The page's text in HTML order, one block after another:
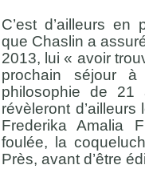
C’est d’ailleurs en
que Chaslin a
2013, lui « avoir
prochain séjour
philosophie de 21
révèleront
Frederika Amalia
foulée, la
Près, avant d’être